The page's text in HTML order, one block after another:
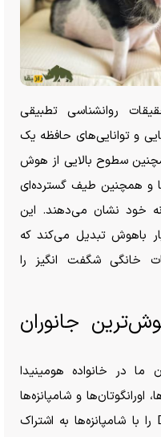
روانشناسی تطبیقی
و توانایی‌های حافظه یک
سطوح بالایی از هوش
و همچنین طیف گسترده‌ای
خود نشان می‌دهند. این
باهوش تبدیل می‌کند که
خانگی شگفت انگیز را
جانوران
ما در خانواده هومینیدا
و شامپانزه‌ها
می‌شود. انسان‌ها ۹۹ درصد از DNA را با شامپانزه‌ها به اشتراک